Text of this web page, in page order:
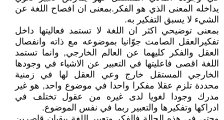
يداخله المعنى الذي هو الفكر.بمعنى ان افصاح اللغة عن
الشيء لا يسبق التفكير به.
بمعنى توضيحي اكثر ان اللغة لا تستمد فعاليتها داخل
تفكيرالعقل الصامت جوّانيا بموضوعه مع ذاته وانفصال
العقل والفكر كليهما عن العالم الخارجي, وانما تستمد
اللغة اقصى فاعليتها في التعبير عن الاشياء في وجودها
الخارجي المستقل خارج وعي العقل لها في زمنية
محددة تلزم عقلا مفكرا واحدا في موضوع واحد, هو غير
مدرك وجودا لغويا لدى غيره من عقول تختلف في
ادراكها وتفكيرها والتعبير ربما في نفس الموضوع.